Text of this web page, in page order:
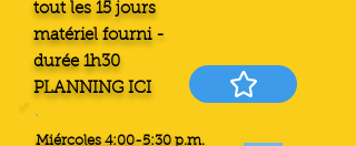
tout les 15 jours
matériel fourni -
durée 1h30
PLANNING ICI
Miércoles 4:00-5:30 p.m.